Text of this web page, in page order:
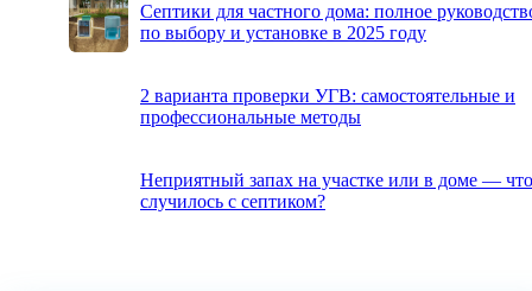
Септики для частного дома: полное
по выбору и установке в 2025 году
2 варианта проверки УГВ: самостоятельные и
профессиональные методы
Неприятный запах на участке или в доме — что
случилось с септиком?